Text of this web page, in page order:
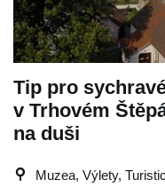
Tip pro
v Trhovém
na duši
Muzea, Výlety,